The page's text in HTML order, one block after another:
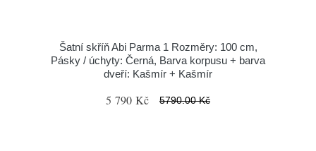
Šatní skříň Abi Parma 1 Rozměry: 100 cm,
Pásky / úchyty: Černá, Barva korpusu + barva
dveří: Kašmír + Kašmír
5 790 Kč 5790.00 Kč